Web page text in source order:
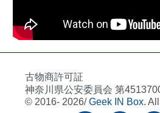
古物商許可証
神奈川県公安委員会 第
© 2016- 2026/Geek IN Box.